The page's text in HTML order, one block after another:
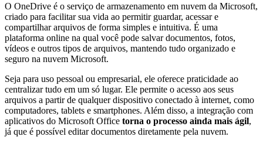
O OneDrive é o serviço de armazenamento em nuvem da Microsoft,
criado para facilitar sua vida ao permitir guardar, acessar e
compartilhar arquivos de forma simples e intuitiva. É uma
plataforma online na qual você pode salvar documentos, fotos,
vídeos e outros tipos de arquivos, mantendo tudo organizado e
seguro na nuvem Microsoft.
Seja para uso pessoal ou empresarial, ele oferece praticidade ao
centralizar tudo em um só lugar. Ele permite o acesso aos seus
arquivos a partir de qualquer dispositivo conectado à internet, como
computadores, tablets e smartphones. Além disso, a integração com
aplicativos do Microsoft Office torna o processo ainda mais ágil,
já que é possível editar documentos diretamente pela nuvem.